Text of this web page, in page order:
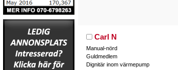
Carl N
Manual-nörd
Guldmedlem
Dignitär inom värmepump